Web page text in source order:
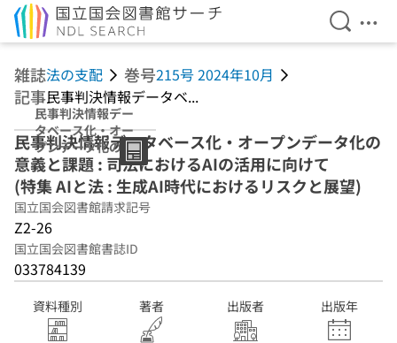
検索を
メ
雑誌法の支配 巻号215号 2024年10月
記事民事判決情報データベ...
民事判決情報デー
タベース化・オー
プンデータ化の意
義と課題 : 司法に
おけるAIの活用に
向けて (特集 AIと
法 : 生成AI時代に
おけるリスクと展
望)
民事判決情報データベース化・オープンデータ化の
意義と課題 : 司法におけるAIの活用に向けて
(特集 AIと法 : 生成AI時代におけるリスクと展望)
国立国会図書館請求記号
Z2-26
国立国会図書館書誌ID
033784139
資料種別 著者 出版者 出版年